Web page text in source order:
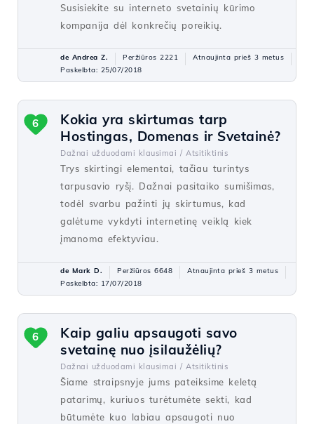
Susisiekite su interneto svetainių kūrimo
kompanija dėl konkrečių poreikių.
de Andrea Z. Peržiūros 2221
Atnaujinta prieš 3 metus
Paskelbta: 25/07/2018
Kokia yra skirtumas tarp
Hostingas, Domenas ir Svetainė?
Dažnai užduodami klausimai / Atsitiktinis
Trys skirtingi elementai, tačiau turintys
tarpusavio ryšį. Dažnai pasitaiko sumišimas,
todėl svarbu pažinti jų skirtumus, kad
galėtume vykdyti internetinę veiklą kiek
įmanoma efektyviau.
6
de Mark D. Peržiūros 6648
Atnaujinta prieš 3 metus
Paskelbta: 17/07/2018
Kaip galiu apsaugoti savo
svetainę nuo įsilaužėlių?
Dažnai užduodami klausimai / Atsitiktinis
Šiame straipsnyje jums pateiksime keletą
patarimų, kuriuos turėtumėte sekti, kad
būtumėte kuo labiau apsaugoti nuo
6